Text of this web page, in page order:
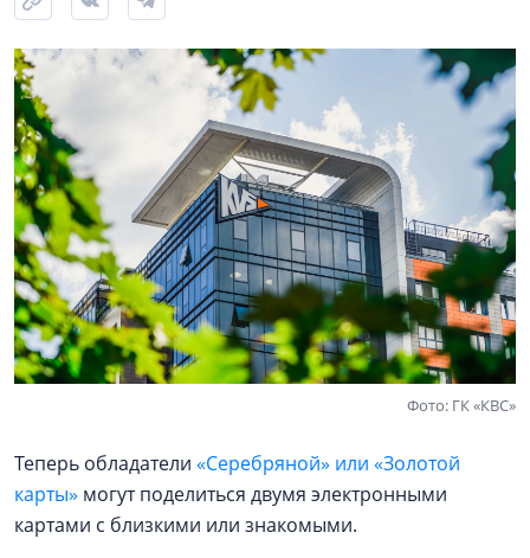
Фото: ГК «КВС»
Теперь обладатели «Серебряной» или «Золотой
карты» могут поделиться двумя электронными
картами с близкими или знакомыми.